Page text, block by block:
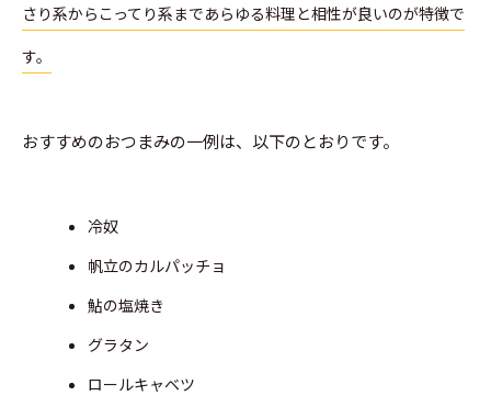
さり系からこってり系まであらゆる料理と相性が良いのが特徴で
す。
おすすめのおつまみの一例は、以下のとおりです。
冷奴
帆立のカルパッチョ
鮎の塩焼き
グラタン
ロールキャベツ